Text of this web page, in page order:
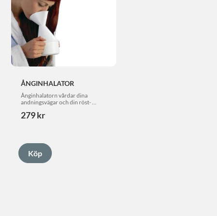
ÅNGINHALATOR
Ånginhalatorn vårdar dina
andningsvägar och din röst-
förkylning!
279kr